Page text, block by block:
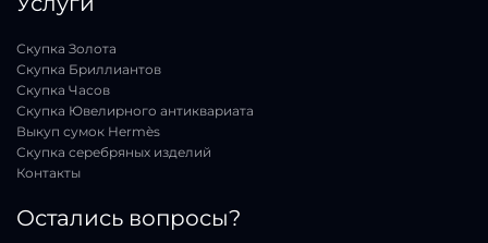
Скупка Золота
Скупка Бриллиантов
Скупка Часов
Скупка Ювелирного антиквариата
Выкуп сумок Hermès
Скупка серебряных изделий
Контакты
Остались вопросы?